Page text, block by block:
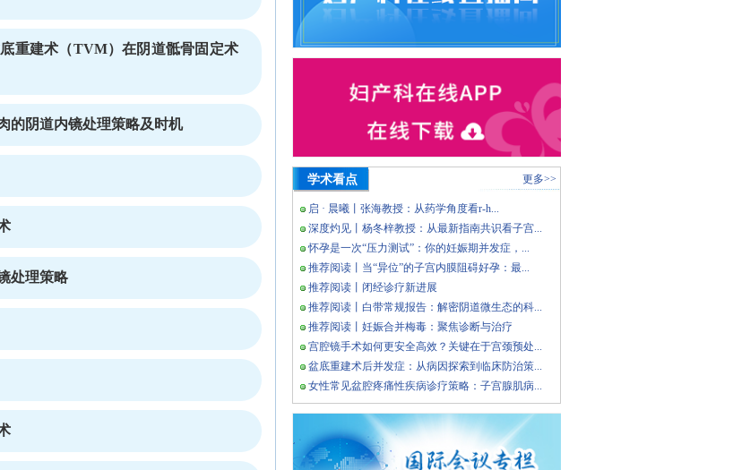
重建术（TVM）在阴道骶骨固定术
的阴道内镜处理策略及时机
处理策略
学术看点 更多>>
启 · 晨曦丨张海教授：从药学角度看r-h...
深度灼见丨杨冬梓教授：从最新指南共识看子宫...
怀孕是一次“压力测试”：你的妊娠期并发症，...
推荐阅读丨当“异位”的子宫内膜阻碍好孕：最...
推荐阅读丨闭经诊疗新进展
推荐阅读丨白带常规报告：解密阴道微生态的科...
推荐阅读丨妊娠合并梅毒：聚焦诊断与治疗
宫腔镜手术如何更安全高效？关键在于宫颈预处...
盆底重建术后并发症：从病因探索到临床防治策...
女性常见盆腔疼痛性疾病诊疗策略：子宫腺肌病...